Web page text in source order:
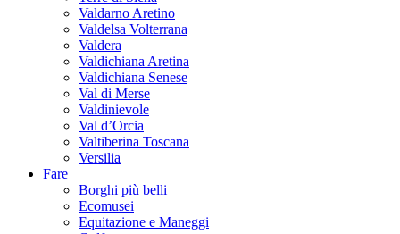
Valdarno Aretino
Valdelsa Volterrana
Valdera
Valdichiana Aretina
Valdichiana Senese
Val di Merse
Valdinievole
Val d’Orcia
Valtiberina Toscana
Versilia
Fare
Borghi più belli
Ecomusei
Equitazione e Maneggi